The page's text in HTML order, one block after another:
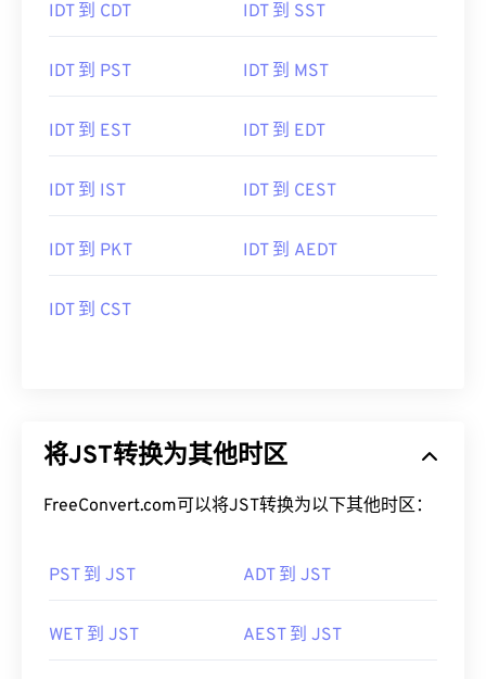
IDT 到 CDT IDT 到 SST
IDT 到 PST IDT 到 MST
IDT 到 EST IDT 到 EDT
IDT 到 IST IDT 到 CEST
IDT 到 PKT IDT 到 AEDT
IDT 到 CST
将JST转换为其他时区
FreeConvert.com可以将JST转换为以下其他时区：
PST 到 JST ADT 到 JST
WET 到 JST AEST 到 JST